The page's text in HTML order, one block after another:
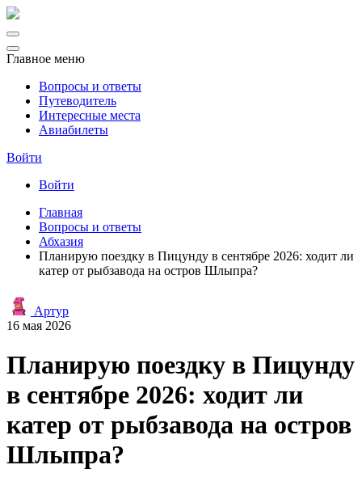
Главное меню
Вопросы и ответы
Путеводитель
Интересные места
Авиабилеты
Войти
Войти
Главная
Вопросы и ответы
Абхазия
Планирую поездку в Пицунду в сентябре 2026: ходит ли
катер от рыбзавода на остров Шлыпра?
Артур
16 мая 2026
Планирую поездку в Пицунду
в сентябре 2026: ходит ли
катер от рыбзавода на остров
Шлыпра?